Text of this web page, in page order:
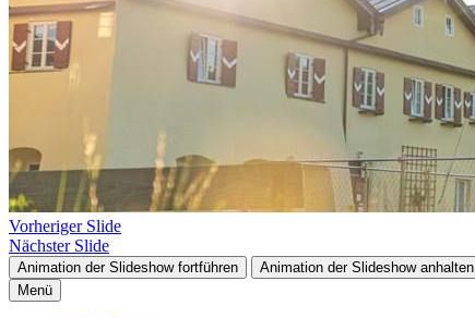
Vorheriger Slide
Nächster Slide
Animation der Slideshow fortführen
Animation der Slideshow anhalten
Menü